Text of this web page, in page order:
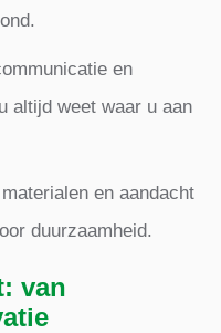
en
altijd weet waar u aan
en aandacht
duurzaamheid.
van